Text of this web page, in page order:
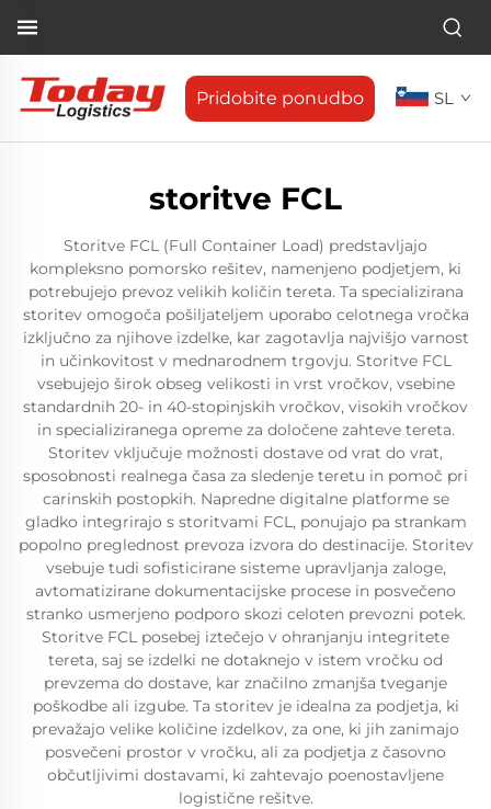
Pridobite ponudbo SL
storitve FCL
Storitve FCL (Full Container Load) predstavljajo
kompleksno pomorsko rešitev, namenjeno podjetjem, ki
potrebujejo prevoz velikih količin tereta. Ta specializirana
storitev omogoča pošiljateljem uporabo celotnega vročka
izključno za njihove izdelke, kar zagotavlja najvišjo varnost
in učinkovitost v mednarodnem trgovju. Storitve FCL
vsebujejo širok obseg velikosti in vrst vročkov, vsebine
standardnih 20- in 40-stopinjskih vročkov, visokih vročkov
in specializiranega opreme za določene zahteve tereta.
Storitev vključuje možnosti dostave od vrat do vrat,
sposobnosti realnega časa za sledenje teretu in pomoč pri
carinskih postopkih. Napredne digitalne platforme se
gladko integrirajo s storitvami FCL, ponujajo pa strankam
popolno preglednost prevoza izvora do destinacije. Storitev
vsebuje tudi sofisticirane sisteme upravljanja zaloge,
avtomatizirane dokumentacijske procese in posvečeno
stranko usmerjeno podporo skozi celoten prevozni potek.
Storitve FCL posebej iztečejo v ohranjanju integritete
tereta, saj se izdelki ne dotaknejo v istem vročku od
prevzema do dostave, kar značilno zmanjša tveganje
poškodbe ali izgube. Ta storitev je idealna za podjetja, ki
prevažajo velike količine izdelkov, za one, ki jih zanimajo
posvečeni prostor v vročku, ali za podjetja z časovno
občutljivimi dostavami, ki zahtevajo poenostavljene
logistične rešitve.